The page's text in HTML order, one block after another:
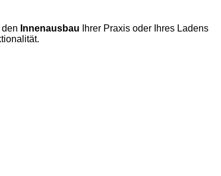
Innenausbau Ihrer Praxis oder Ihres Ladens